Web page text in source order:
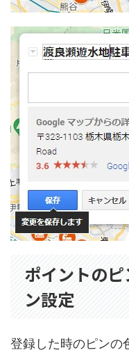
ポイントの
ン設定
登録した時のピンの